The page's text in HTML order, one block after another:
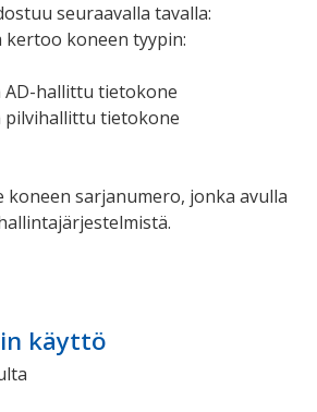
seuraavalla tavalla:
koneen tyypin:
AD-hallittu tietokone
pilvihallittu tietokone
koneen sarjanumero, jonka avulla
käyttö